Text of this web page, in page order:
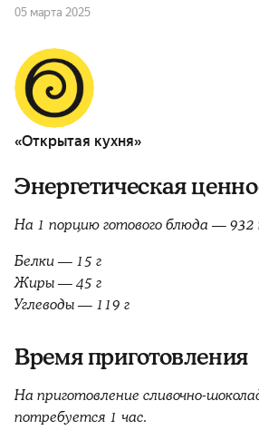
05 марта 2025
«Открытая кухня»
Энергетическая
На 1 порцию готового блюда — 932
Белки — 15 г
Жиры — 45 г
Углеводы — 119 г
Время приготовления
На приготовление сливочно-
потребуется 1 час.